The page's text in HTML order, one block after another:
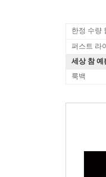
한정 수량
퍼스트 라
세상 참 예
룩백